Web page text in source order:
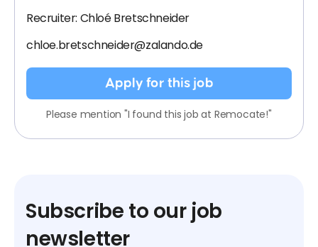
Recruiter: Chloé Bretschneider
chloe.bretschneider@zalando.de
Apply for this job
Please mention "I found this job at Remocate!"
Subscribe to our job
newsletter